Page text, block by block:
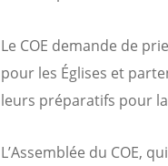
Le COE demande de
pour les Églises et
leurs préparatifs pour
L’Assemblée du COE,